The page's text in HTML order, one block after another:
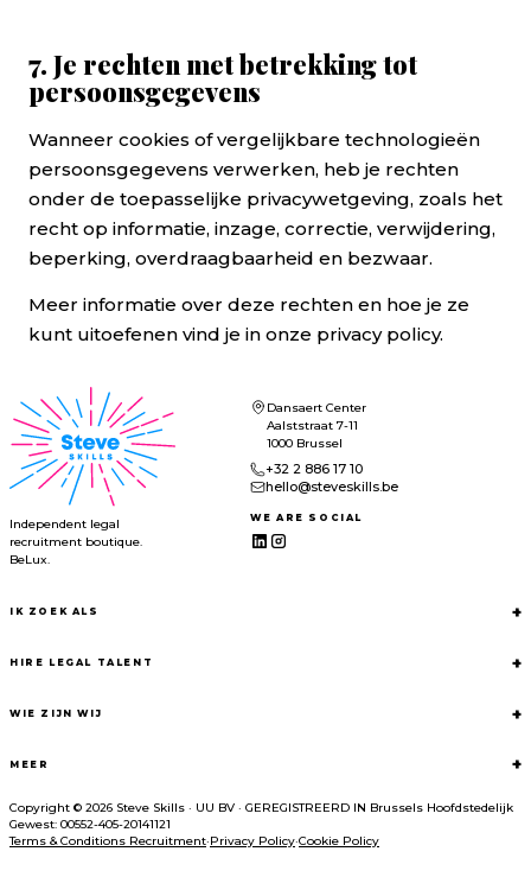
7. Je rechten met betrekking tot
persoonsgegevens
Wanneer cookies of vergelijkbare technologieën
persoonsgegevens verwerken, heb je rechten
onder de toepasselijke privacywetgeving, zoals het
recht op informatie, inzage, correctie, verwijdering,
beperking, overdraagbaarheid en bezwaar.
Meer informatie over deze rechten en hoe je ze
kunt uitoefenen vind je in onze privacy policy.
Independent legal
recruitment boutique.
BeLux.
Dansaert Center
Aalststraat 7-11
1000 Brussel
+32 2 886 17 10
hello@steveskills.be
WE ARE SOCIAL
IK ZOEK ALS +
HIRE LEGAL TALENT +
WIE ZIJN WIJ +
MEER +
Copyright © 2026 Steve Skills · UU BV · GEREGISTREERD IN Brussels Hoofdstedelijk
Gewest: 00552-405-20141121
Terms & Conditions Recruitment·Privacy Policy·Cookie Policy